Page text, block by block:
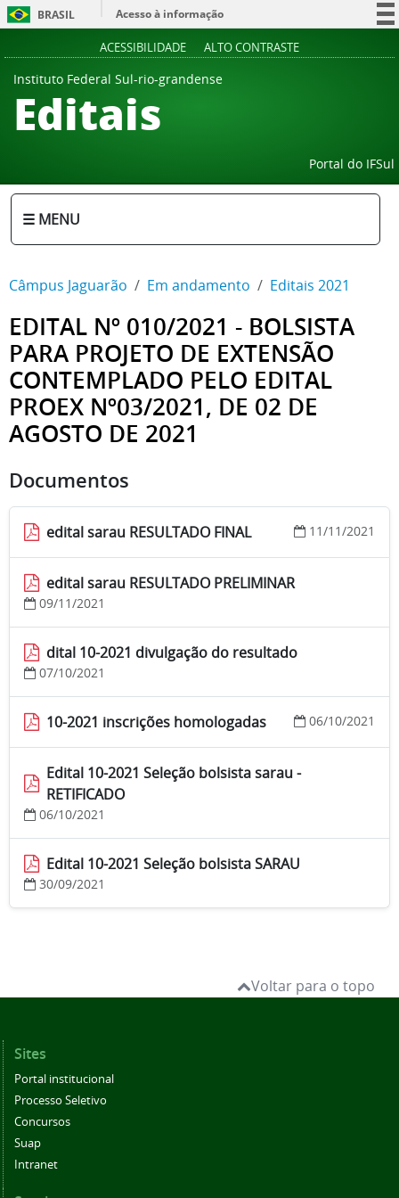
BRASIL
Acesso à informação
ACESSIBILIDADE ALTO CONTRASTE
Instituto Federal Sul-rio-grandense
Editais
Portal do IFSul
☰ MENU
Câmpus Jaguarão Em andamento Editais 2021
EDITAL Nº 010/2021 - BOLSISTA
PARA PROJETO DE EXTENSÃO
CONTEMPLADO PELO EDITAL
PROEX Nº03/2021, DE 02 DE
AGOSTO DE 2021
Documentos
edital sarau RESULTADO FINAL 11/11/2021
edital sarau RESULTADO PRELIMINAR
09/11/2021
dital 10-2021 divulgação do resultado
07/10/2021
10-2021 inscrições homologadas 06/10/2021
Edital 10-2021 Seleção bolsista sarau -
RETIFICADO
06/10/2021
Edital 10-2021 Seleção bolsista SARAU
30/09/2021
Voltar para o topo
Sites
Portal institucional
Processo Seletivo
Concursos
Suap
Intranet